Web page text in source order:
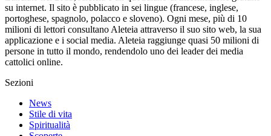
su internet. Il sito è pubblicato in sei lingue (francese, inglese,
portoghese, spagnolo, polacco e sloveno). Ogni mese, più di 10
milioni di lettori consultano Aleteia attraverso il suo sito web, la sua
applicazione e i social media. Aleteia raggiunge quasi 50 milioni di
persone in tutto il mondo, rendendolo uno dei leader dei media
cattolici online.
Sezioni
News
Stile di vita
Spiritualità